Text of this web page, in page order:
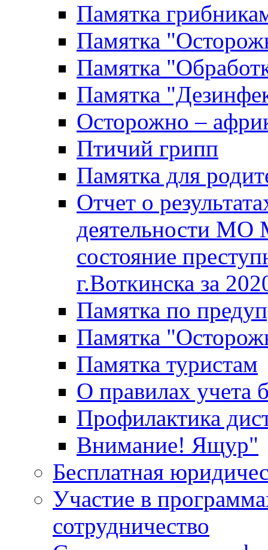
Памятка
Памятка
Памятка
Памятка
Осторожно –
Птичий грипп
Памятка для
Отчет о
деятельности МО
состояние
г.Воткинска за
Памятка по
Памятка
Памятка туристам
О правилах учета
Профилактика
Внимание! Ящур"
Бесплатная
Участие в
сотрудничество